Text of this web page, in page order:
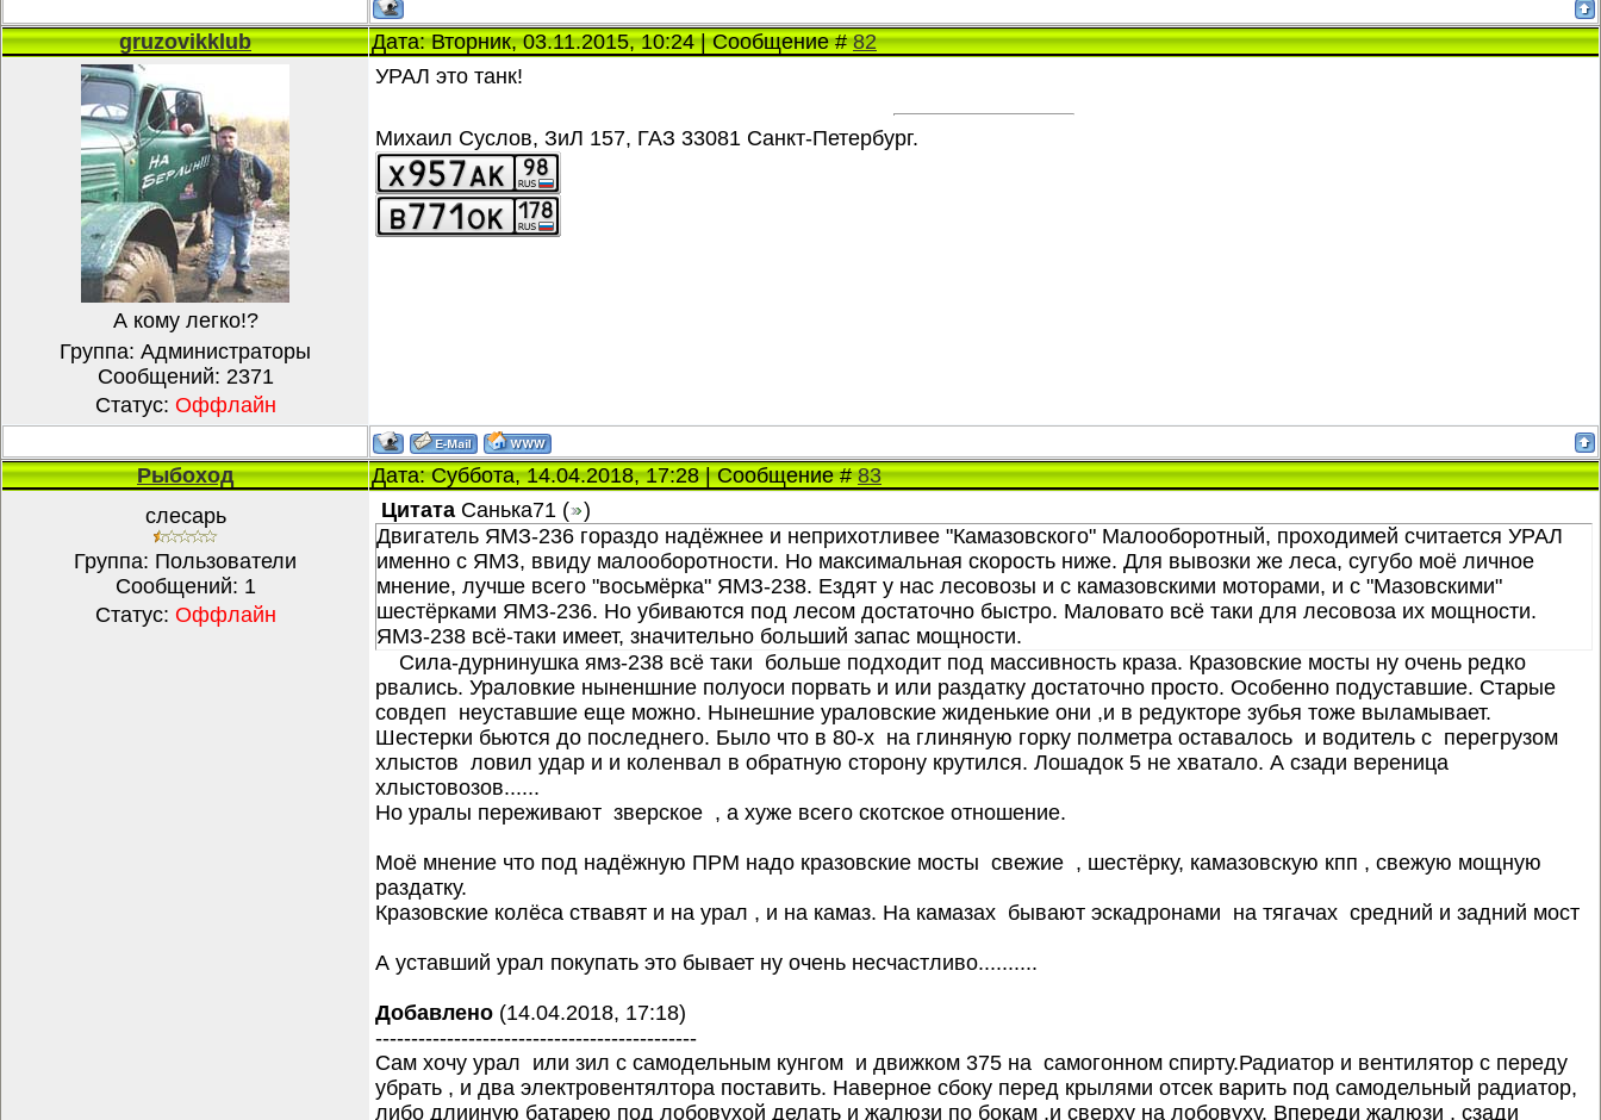
gruzovikklub Дата: Вторник, 03.11.2015, 10:24 | Сообщение #82
А кому легко!?
Группа: Администраторы
Сообщений: 2371
Статус: Оффлайн
УРАЛ это танк!
Михаил Суслов, ЗиЛ 157, ГАЗ 33081 Санкт-Петербург.
Рыбоход Дата: Суббота, 14.04.2018, 17:28 | Сообщение #83
слесарь
Группа: Пользователи
Сообщений: 1
Статус: Оффлайн
Цитата Санька71 ( )
Двигатель ЯМЗ-236 гораздо надёжнее и неприхотливее "Камазовского" Малооборотный, проходимей считается УРАЛ
именно с ЯМЗ, ввиду малооборотности. Но максимальная скорость ниже. Для вывозки же леса, сугубо моё личное
мнение, лучше всего "восьмёрка" ЯМЗ-238. Ездят у нас лесовозы и с камазовскими моторами, и с "Мазовскими"
шестёрками ЯМЗ-236. Но убиваются под лесом достаточно быстро. Маловато всё таки для лесовоза их мощности.
ЯМЗ-238 всё-таки имеет, значительно больший запас мощности.
Сила-дурнинушка ямз-238 всё таки больше подходит под массивность краза. Кразовские мосты ну очень редко
рвались. Ураловкие ныненшние полуоси порвать и или раздатку достаточно просто. Особенно подуставшие. Старые
совдеп неуставшие еще можно. Нынешние ураловские жиденькие они ,и в редукторе зубья тоже выламывает.
Шестерки бьются до последнего. Было что в 80-х на глиняную горку полметра оставалось и водитель с перегрузом
хлыстов ловил удар и и коленвал в обратную сторону крутился. Лошадок 5 не хватало. А сзади вереница
хлыстовозов......
Но уралы переживают зверское , а хуже всего скотское отношение.
Моё мнение что под надёжную ПРМ надо кразовские мосты свежие , шестёрку, камазовскую кпп , свежую мощную
раздатку.
Кразовские колёса ствавят и на урал , и на камаз. На камазах бывают эскадронами на тягачах средний и задний мост
А уставший урал покупать это бывает ну очень несчастливо..........
Добавлено (14.04.2018, 17:18)
---------------------------------------------
Сам хочу урал или зил с самодельным кунгом и движком 375 на самогонном спирту.Радиатор и вентилятор с переду
убрать , и два электровентялтора поставить. Наверное сбоку перед крылями отсек варить под самодельный радиатор,
либо длииную батарею под лобовухой делать и жалюзи по бокам ,и сверху на лобовуху. Впереди жалюзи , сзади